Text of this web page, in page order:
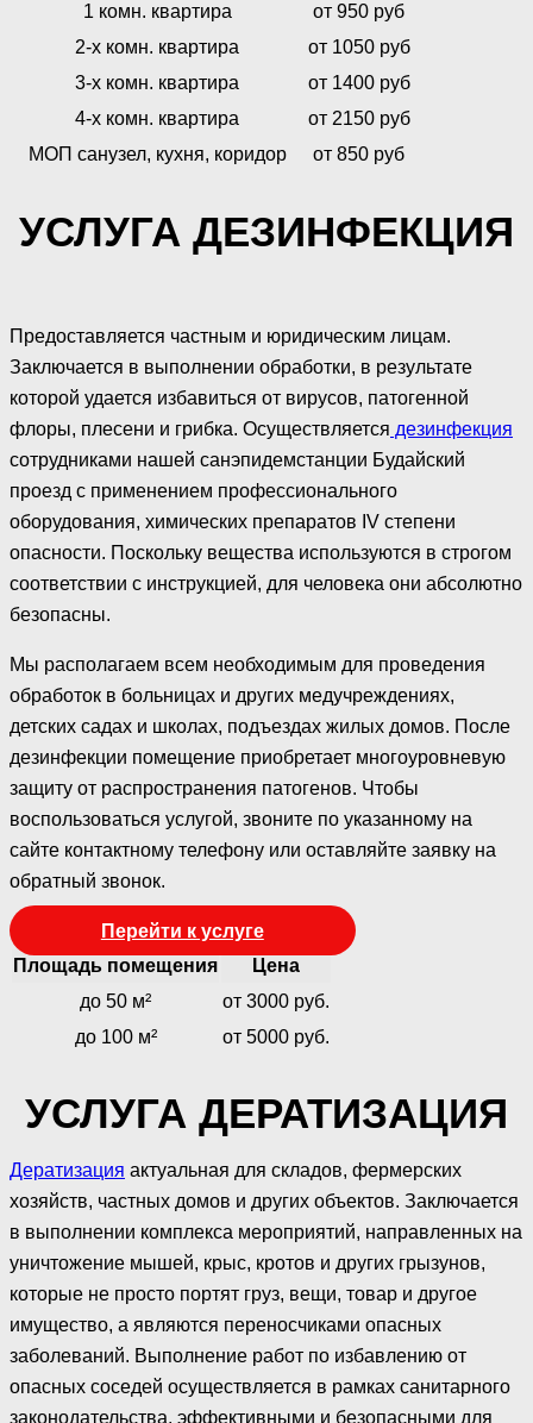
1 комн. квартира
от 950 руб
2-х комн. квартира
от 1050 руб
3-х комн. квартира
от 1400 руб
4-х комн. квартира
от 2150 руб
МОП санузел, кухня, коридор
от 850 руб
УСЛУГА ДЕЗИНФЕКЦИЯ
Предоставляется частным и юридическим лицам.
Заключается в выполнении обработки, в результате
которой удается избавиться от вирусов, патогенной
флоры, плесени и грибка. Осуществляется дезинфекция
сотрудниками нашей санэпидемстанции Будайский
проезд с применением профессионального
оборудования, химических препаратов IV степени
опасности. Поскольку вещества используются в строгом
соответствии с инструкцией, для человека они абсолютно
безопасны.
Мы располагаем всем необходимым для проведения
обработок в больницах и других медучреждениях,
детских садах и школах, подъездах жилых домов. После
дезинфекции помещение приобретает многоуровневую
защиту от распространения патогенов. Чтобы
воспользоваться услугой, звоните по указанному на
сайте контактному телефону или оставляйте заявку на
обратный звонок.
Перейти к услуге
Площадь помещения
Цена
до 50 м²
от 3000 руб.
до 100 м²
от 5000 руб.
УСЛУГА ДЕРАТИЗАЦИЯ
Дератизация актуальная для складов, фермерских
хозяйств, частных домов и других объектов. Заключается
в выполнении комплекса мероприятий, направленных на
уничтожение мышей, крыс, кротов и других грызунов,
которые не просто портят груз, вещи, товар и другое
имущество, а являются переносчиками опасных
заболеваний. Выполнение работ по избавлению от
опасных соседей осуществляется в рамках санитарного
законодательства, эффективными и безопасными для